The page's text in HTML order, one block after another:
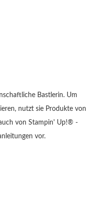
Bastlerin. Um
nutzt sie Produkte von
von Stampin' Up!® -
vor.